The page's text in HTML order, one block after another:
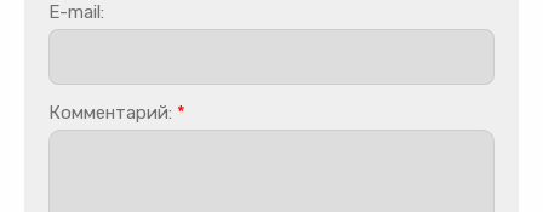
E-mail:
Комментарий: *